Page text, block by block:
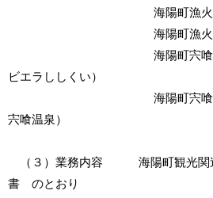
海陽町漁火の森
海陽町漁火の森交
海陽町宍喰温泉宿泊
ビエラししくい）
海陽町宍
宍喰温泉）
（３）業務内容 海陽町観光関連
書 のとおり